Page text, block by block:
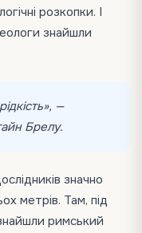
розкопки. І
знайшли
—
Брелу.
значно
метрів. Там, під
римський